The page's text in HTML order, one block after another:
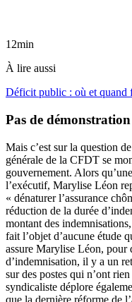
12min
À lire aussi
Déficit public : où et quand
Pas de
Mais c’est sur la question
générale de la CFDT se
gouvernement. Alors
l’exécutif, Marylise Léon
« dénaturer l’assurance
réduction de la durée
montant des
fait l’objet d’aucune étude
assure Marylise Léon,
d’indemnisation, il y a un
sur des postes qui n’ont
syndicaliste déplore
que la dernière réforme de